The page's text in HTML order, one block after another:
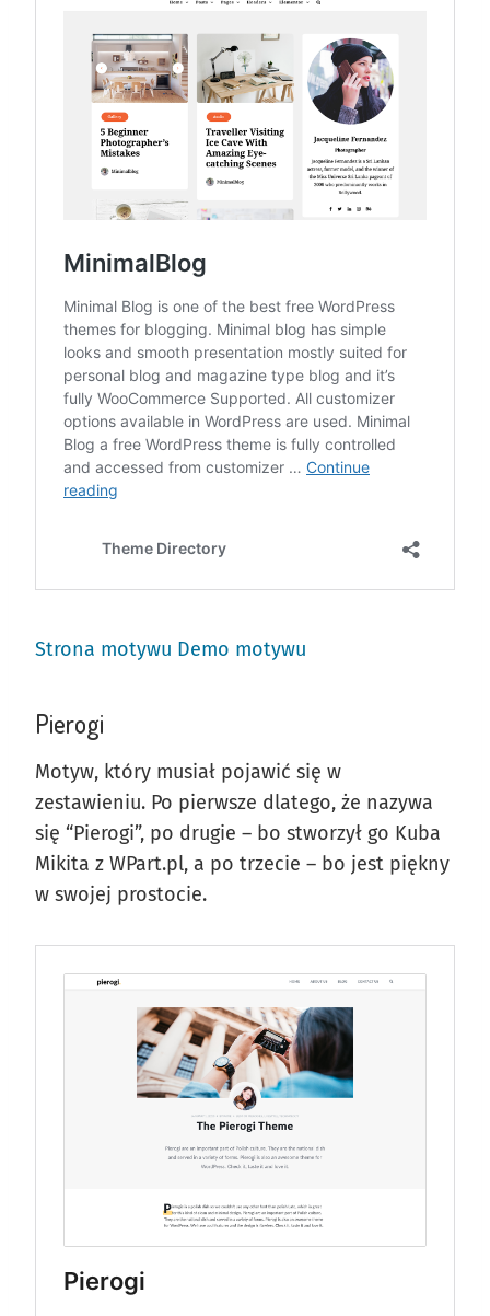
Strona motywu Demo motywu
Pierogi
Motyw, który musiał pojawić się w
zestawieniu. Po pierwsze dlatego, że nazywa
się “Pierogi”, po drugie – bo stworzył go Kuba
Mikita z WPart.pl, a po trzecie – bo jest piękny
w swojej prostocie.